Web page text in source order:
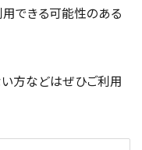
できる可能性のある
方などはぜひご利用